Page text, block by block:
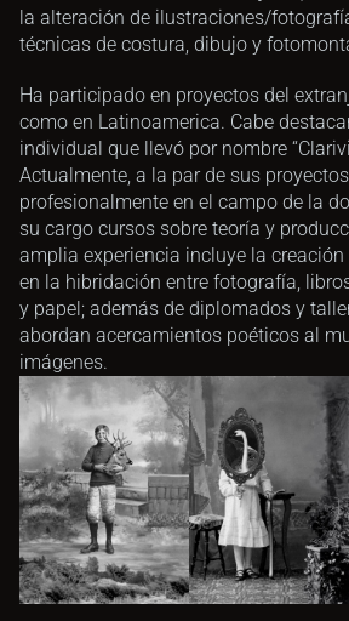
la alteración de ilustraciones/
técnicas de costura, dibujo y
Ha participado en proyectos del
como en Latinoamerica. Cabe
individual que llevó por nombre
Actualmente, a la par de sus
profesionalmente en el campo de la
su cargo cursos sobre teoría y
amplia experiencia incluye la
en la hibridación entre fotografía,
y papel; además de diplomados y
abordan acercamientos poéticos al
imágenes.